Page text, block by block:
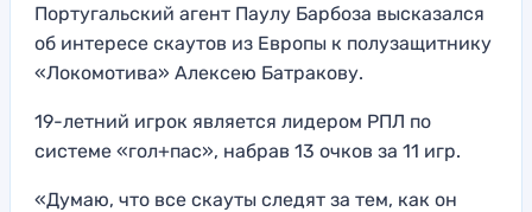
Португальский агент Паулу Барбоза высказался
об интересе скаутов из Европы к полузащитнику
«Локомотива» Алексею Батракову.
19-летний игрок является лидером РПЛ по
системе «гол+пас», набрав 13 очков за 11 игр.
«Думаю, что все скауты следят за тем, как он